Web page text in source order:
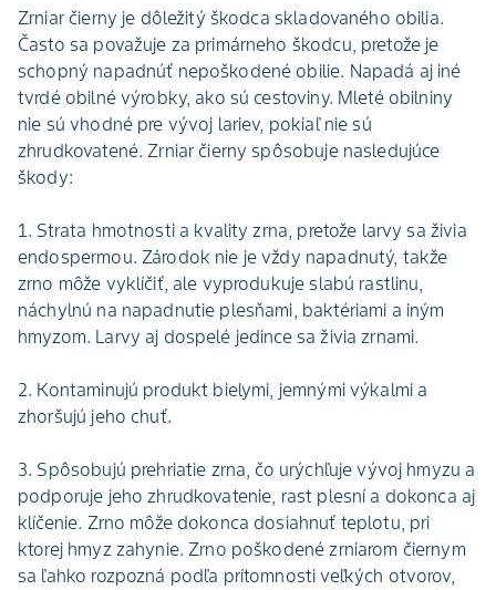
Zrniar čierny je dôležitý škodca skladovaného obilia.
Často sa považuje za primárneho škodcu, pretože je
schopný napadnúť nepoškodené obilie. Napadá aj iné
tvrdé obilné výrobky, ako sú cestoviny. Mleté obilniny
nie sú vhodné pre vývoj lariev, pokiaľ nie sú
zhrudkovatené. Zrniar čierny spôsobuje nasledujúce
škody:
1. Strata hmotnosti a kvality zrna, pretože larvy sa živia
endospermou. Zárodok nie je vždy napadnutý, takže
zrno môže vyklíčiť, ale vyprodukuje slabú rastlinu,
náchylnú na napadnutie plesňami, baktériami a iným
hmyzom. Larvy aj dospelé jedince sa živia zrnami.
2. Kontaminujú produkt bielymi, jemnými výkalmi a
zhoršujú jeho chuť.
3. Spôsobujú prehriatie zrna, čo urýchľuje vývoj hmyzu a
podporuje jeho zhrudkovatenie, rast plesní a dokonca aj
klíčenie. Zrno môže dokonca dosiahnuť teplotu, pri
ktorej hmyz zahynie. Zrno poškodené zrniarom čiernym
sa ľahko rozpozná podľa prítomnosti veľkých otvorov,